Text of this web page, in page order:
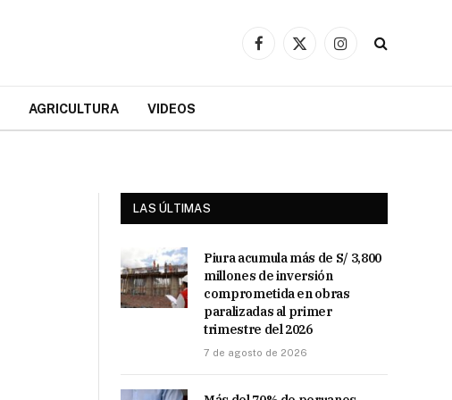
Facebook
X
Instagram
AGRICULTURA VIDEOS
LAS ÚLTIMAS
Piura acumula más de S/ 3,800
millones de inversión
comprometida en obras
paralizadas al primer
trimestre del 2026
7 de agosto de 2026